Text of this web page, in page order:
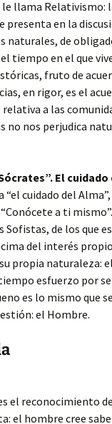
llama Relativismo:
presenta en la
naturales, de
tiempo en el que
fruto de
en rigor, es el
a las
nos perjudica
El cuidado
cuidado del
a ti
de los que
del interés
propia naturaleza:
esfuerzo por
es lo mismo que
el Hombre.
el reconocimiento
el hombre cree